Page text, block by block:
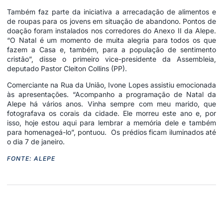
Também faz parte da iniciativa a arrecadação de alimentos e
de roupas para os jovens em situação de abandono. Pontos de
doação foram instalados nos corredores do Anexo II da Alepe.
“O Natal é um momento de muita alegria para todos os que
fazem a Casa e, também, para a população de sentimento
cristão”, disse o primeiro vice-presidente da Assembleia,
deputado Pastor Cleiton Collins (PP).
Comerciante na Rua da União, Ivone Lopes assistiu emocionada
às apresentações. “Acompanho a programação de Natal da
Alepe há vários anos. Vinha sempre com meu marido, que
fotografava os corais da cidade. Ele morreu este ano e, por
isso, hoje estou aqui para lembrar a memória dele e também
para homenageá-lo”, pontuou. Os prédios ficam iluminados até
o dia 7 de janeiro.
FONTE: ALEPE